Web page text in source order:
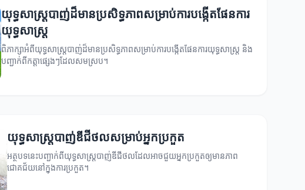
យុទ្ធសាស្ត្របាញ់ដ៏មានប្រសិទ្ធភាពសម្រាប់ការបង្កើតផែនការ
យុទ្ធសាស្ត្រ
ពិភាក្សាអំពីយុទ្ធសាស្ត្របាញ់ដ៏មានប្រសិទ្ធភាពសម្រាប់ការបង្កើតផែនការយុទ្ធសាស្ត្រ និង
បញ្ជាក់ពីកត្តាផ្សេងៗដែលសមស្រប។
យុទ្ធសាស្ត្របាញ់ឌីជីថលសម្រាប់អ្នកប្រកួត
អត្ថបទនេះបញ្ជាក់ពីយុទ្ធសាស្ត្របាញ់ឌីជីថលដែលអាចជួយអ្នកប្រកួតឲ្យមានភាព
ជោគជ័យនៅក្នុងការប្រកួត។